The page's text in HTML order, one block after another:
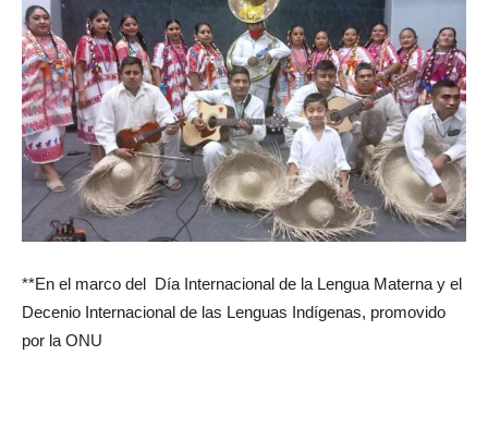
**En el marco del Día Internacional de la Lengua Materna y el
Decenio Internacional de las Lenguas Indígenas, promovido
por la ONU